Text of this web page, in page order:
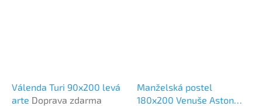
Válenda Turi 90x200 levá
arte Doprava zdarma
Manželská postel
180x200 Venuše Aston